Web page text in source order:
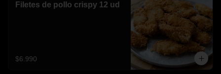
Filetes de pollo crispy 12 ud
$6.990